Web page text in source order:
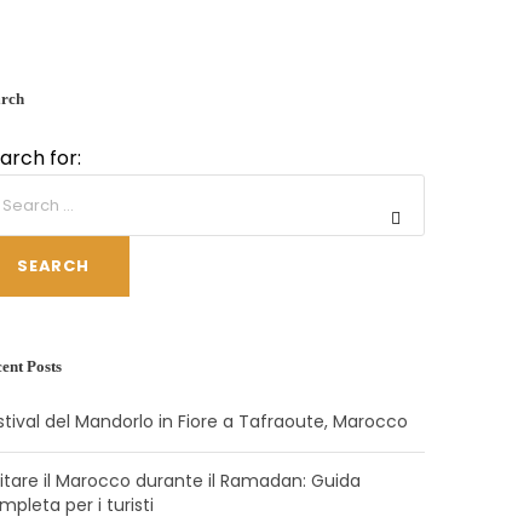
for:
SEARCH
Posts
del Mandorlo in Fiore a Tafraoute, Marocco
il Marocco durante il Ramadan: Guida
per i turisti